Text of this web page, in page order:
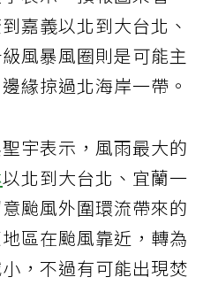
嘉義以北到大台北、
風暴風圈則是可能主
緣掠過北海岸一帶。
宇表示，風雨最大的
以北到大台北、宜蘭一
颱風外圍環流帶來的
區在颱風靠近，轉為
，不過有可能出現焚